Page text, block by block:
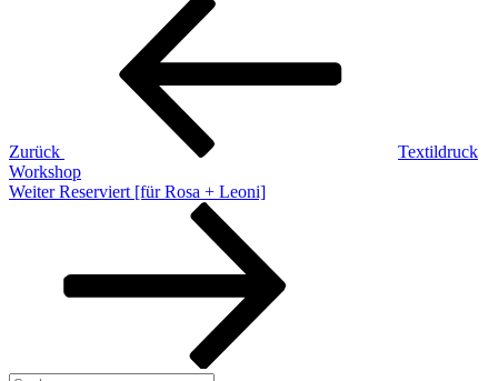
Zurück
Textildruck
Workshop
Nächster
Weiter Reserviert [für Rosa + Leoni]